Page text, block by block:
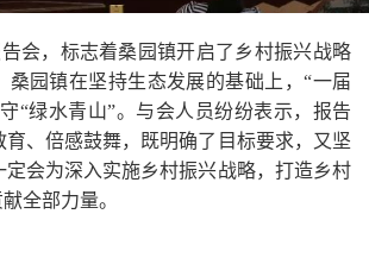
会，标志着桑园镇开启了乡村振兴战略
桑园镇在坚持生态发展的基础上，“一届
“绿水青山”。与会人员纷纷表示，报告
育、倍感鼓舞，既明确了目标要求，又坚
定会为深入实施乡村振兴战略，打造乡村
全部力量。